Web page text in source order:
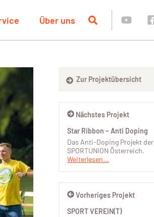
Über uns
Zur Projektübersicht
Nächstes Projekt
Star Ribbon – Anti Doping
Das Anti-Doping Projekt der
SPORTUNION Österreich.
Weiterlesen...
Vorheriges Projekt
SPORT VEREIN(T)